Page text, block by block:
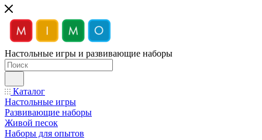
Настольные игры и развивающие наборы
Каталог
Настольные игры
Развивающие наборы
Живой песок
Наборы для опытов